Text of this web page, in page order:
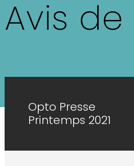
Avis
Opto Presse
Printemps 2021